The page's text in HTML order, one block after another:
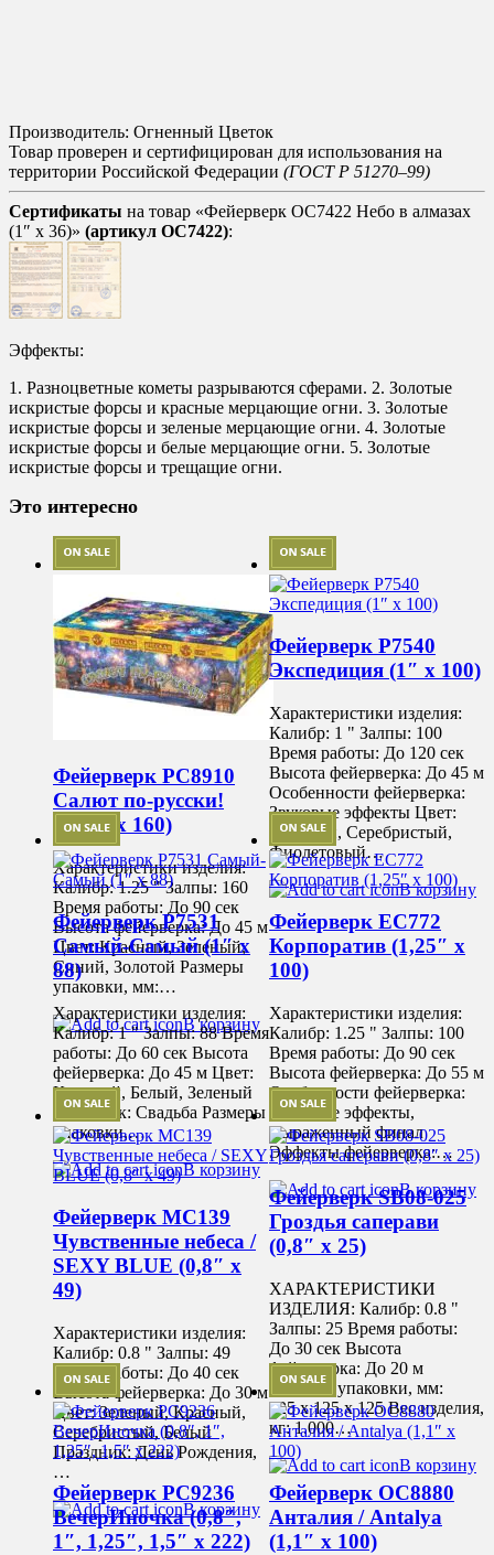
Производитель: Огненный Цветок
Товар проверен и сертифицирован для использования на
территории Российской Федерации (ГОСТ Р 51270–99)
Сертификаты на товар «Фейерверк ОС7422 Небо в алмазах
(1″ х 36)» (артикул ОС7422):
Эффекты:
1. Разноцветные кометы разрываются сферами. 2. Золотые
искристые форсы и красные мерцающие огни. 3. Золотые
искристые форсы и зеленые мерцающие огни. 4. Золотые
искристые форсы и белые мерцающие огни. 5. Золотые
искристые форсы и трещащие огни.
Это интересно
Фейерверк РС8910
Салют по-русски!
(1,25″ х 160)
Характеристики изделия:
Калибр: 1.25 " Залпы: 160
Время работы: До 90 сек
Высота фейерверка: До 45 м
Цвет: Красный, Зеленый,
Синий, Золотой Размеры
упаковки, мм:…
В корзину
Фейерверк Р7540
Экспедиция (1″ х 100)
Характеристики изделия:
Калибр: 1 " Залпы: 100
Время работы: До 120 сек
Высота фейерверка: До 45 м
Особенности фейерверка:
Звуковые эффекты Цвет:
Красный, Серебристый,
Фиолетовый…
В корзину
Фейерверк Р7531
Самый-Самый (1″ х
88)
Характеристики изделия:
Калибр: 1 " Залпы: 88 Время
работы: До 60 сек Высота
фейерверка: До 45 м Цвет:
Красный, Белый, Зеленый
Праздник: Свадьба Размеры
упаковки,…
В корзину
Фейерверк ЕС772
Корпоратив (1,25″ х
100)
Характеристики изделия:
Калибр: 1.25 " Залпы: 100
Время работы: До 90 сек
Высота фейерверка: До 55 м
Особенности фейерверка:
Звуковые эффекты,
Выраженный финал
Эффекты фейерверка:…
В корзину
Фейерверк MC139
Чувственные небеса /
SEXY BLUE (0,8″ х
49)
Характеристики изделия:
Калибр: 0.8 " Залпы: 49
Время работы: До 40 сек
Высота фейерверка: До 30 м
Цвет: Зеленый, Красный,
Серебристый, Белый
Праздник: День Рождения,
…
В корзину
Фейерверк SB08-025
Гроздья саперави
(0,8″ х 25)
ХАРАКТЕРИСТИКИ
ИЗДЕЛИЯ: Калибр: 0.8 "
Залпы: 25 Время работы:
До 30 сек Высота
фейерверка: До 20 м
Размеры упаковки, мм:
125 х 125 х 125 Вес изделия,
кг: 1.000…
В корзину
Фейерверк РС9236
ВечерИночка (0,8″,
1″, 1,25″, 1,5″ х 222)
Фейерверк ОС8880
Анталия / Antalya
(1,1″ х 100)